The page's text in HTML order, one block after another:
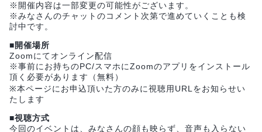
※開催内容は一部変更の可能性がございます。
※みなさんのチャットのコメント次第で進めていくことも検
討中です。
■開催場所
Zoomにてオンライン配信
※事前にお持ちのPC/スマホにZoomのアプリをインストール
頂く必要があります（無料）
※本ページにお申込頂いた方のみに視聴用URLをお知らせい
たします
■視聴方式
今回のイベントは、みなさんの顔も映らず、音声も入らない